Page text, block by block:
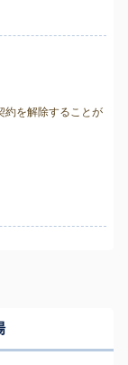
約を解除することが